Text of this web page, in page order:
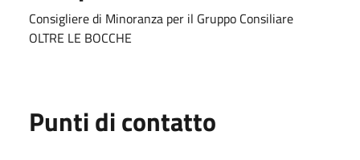
Consigliere di Minoranza per il Gruppo Consiliare
OLTRE LE BOCCHE
Punti di contatto